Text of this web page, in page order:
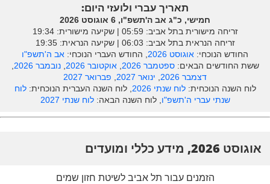
תאריך עברי ולועזי היום:
חמישי, כ"ג אב ה'תשפ"ו, 6 אוגוסט 2026
זריחה מישורית בתל אביב: ‎05:59 | שקיעה מישורית: 19:34
זריחה הנראית בתל אביב: ‎06:03 | שקיעה הנראית: 19:35
החודש הנוכחי: אוגוסט 2026 , החודש העברי הנוכחי: אב ה'תשפ"ו
ששת החודשים הבאים:ספטמבר 2026 ,אוקטובר 2026 ,נובמבר 2026
,
דצמבר 2026
, ינואר 2027 , פברואר 2027
לוח השנה הנוכחית:לוח שנתי 2026 , לוח השנה העברית הנוכחית:לוח
שנתי עברי ה'תשפ"ו, לוח השנה הבאה:לוח שנתי 2027
אוגוסט 2026, מידע כללי ומועדים
הזמנים עבור תל אביב לשיטת חזון שמים